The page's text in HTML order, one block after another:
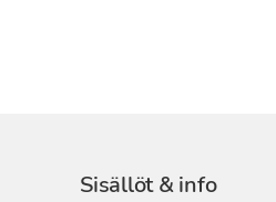
Sisällöt & info